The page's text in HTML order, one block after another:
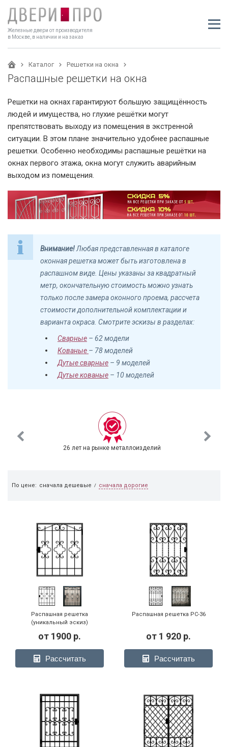
Железные двери от производителя
в Москве, в наличии и на заказ
Каталог Решетки на окна
Распашные решетки на окна
Решетки на окнах гарантируют большую защищённость
людей и имущества, но глухие решётки могут
препятствовать выходу из помещения в экстренной
ситуации. В этом плане значительно удобнее распашные
решетки. Особенно необходимы распашные решётки на
окнах первого этажа, окна могут служить аварийным
выходом из помещения.
Внимание!Любая представленная в каталоге
оконная решетка может быть изготовлена в
распашном виде. Цены указаны за квадратный
метр, окончательную стоимость можно узнать
только после замера оконного проема, рассчета
стоимости дополнительной комплектации и
варианта окраса. Смотрите эскизы в разделах:
Сварные – 62 модели
Кованые – 78 моделей
Дутые сварные – 9 моделей
Дутые кованые – 10 моделей
26 лет на рынке металлоизделий
По цене: сначала дешевые / сначала дорогие
Распашная решетка
(уникальный эскиз)
от 1900 р.
Рассчитать
Распашная решетка РС-36
от 1 920 р.
Рассчитать